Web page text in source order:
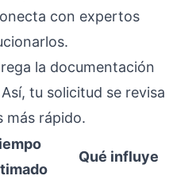
con expertos
la documentación
tu solicitud se revisa
más rápido.
Qué influye